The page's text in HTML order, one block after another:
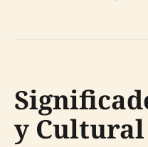
y Cultural